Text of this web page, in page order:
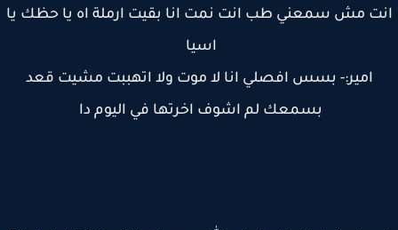
مش سمعني طب انت نمت انا بقيت ارملة اه يا حظك يا
اسيا
امير:- بسس افصلي انا لا موت ولا اتهببت مشيت قعد
بسمعك لم اشوف اخرتها في اليوم دا